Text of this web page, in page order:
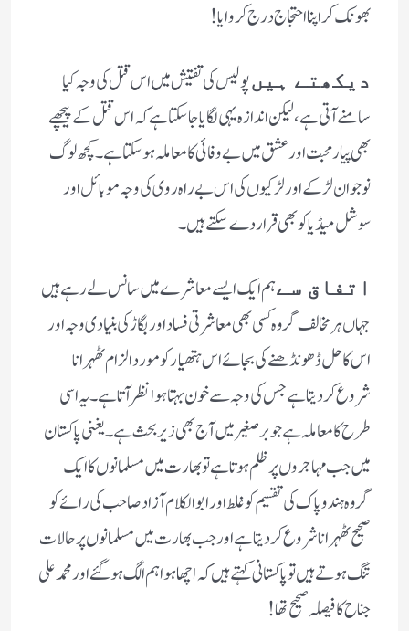
بھونک کر اپنا احتجاج درج کروایا !
دیکھتے ہیںپولیس کی تفتیش میں اس قتل کی وجہ کیا
سامنے آتی ہے، لیکن اندازہ یہی لگایا جاسکتا ہے کہ اس قتل کے پیچھے
بھی پیار محبت اور عشق میں بے وفائی کا معاملہ ہو سکتا ہے ۔کچھ لوگ
نوجوان لڑکے اور لڑکیوں کی اس بے راہ روی کی وجہ موبائل اور
سوشل میڈیا کو بھی قرار دے سکتے ہیں ۔
اتفاق سےہم ایک ایسے معاشرے میں سانس لے رہے ہیں
جہاں ہر مخالف گروہ کسی بھی معاشرتی فساد اور بگاڑ کی بنیادی وجہ اور
اس کا حل ڈھونڈھنے کی بجائے اس ہتھیار کو مورد الزام ٹھہرانا
شروع کردیتا ہے جس کی وجہ سے خون بہتا ہوا نظر آتا ہے ۔یہ اسی
طرح کا معاملہ ہے جو برصغیر میں آج بھی زیر بحث ہے ۔یغنی پاکستان
میں جب مہاجروں پر ظلم ہوتا ہے تو بھارت میں مسلمانوں کا ایک
گروہ ہندو پاک کی تقسیم کو غلط اور ابوالکلام آزاد صاحب کی رائے کو
صحیح ٹھہرانا شروع کردیتا ہے اور جب بھارت میں مسلمانوں پر حالات
تنگ ہوتے ہیں تو پاکستانی کہتے ہیں کہ اچھا ہوا ہم الگ ہوگئے اور محمد علی
جناح کا فیصلہ صحیح تھا !